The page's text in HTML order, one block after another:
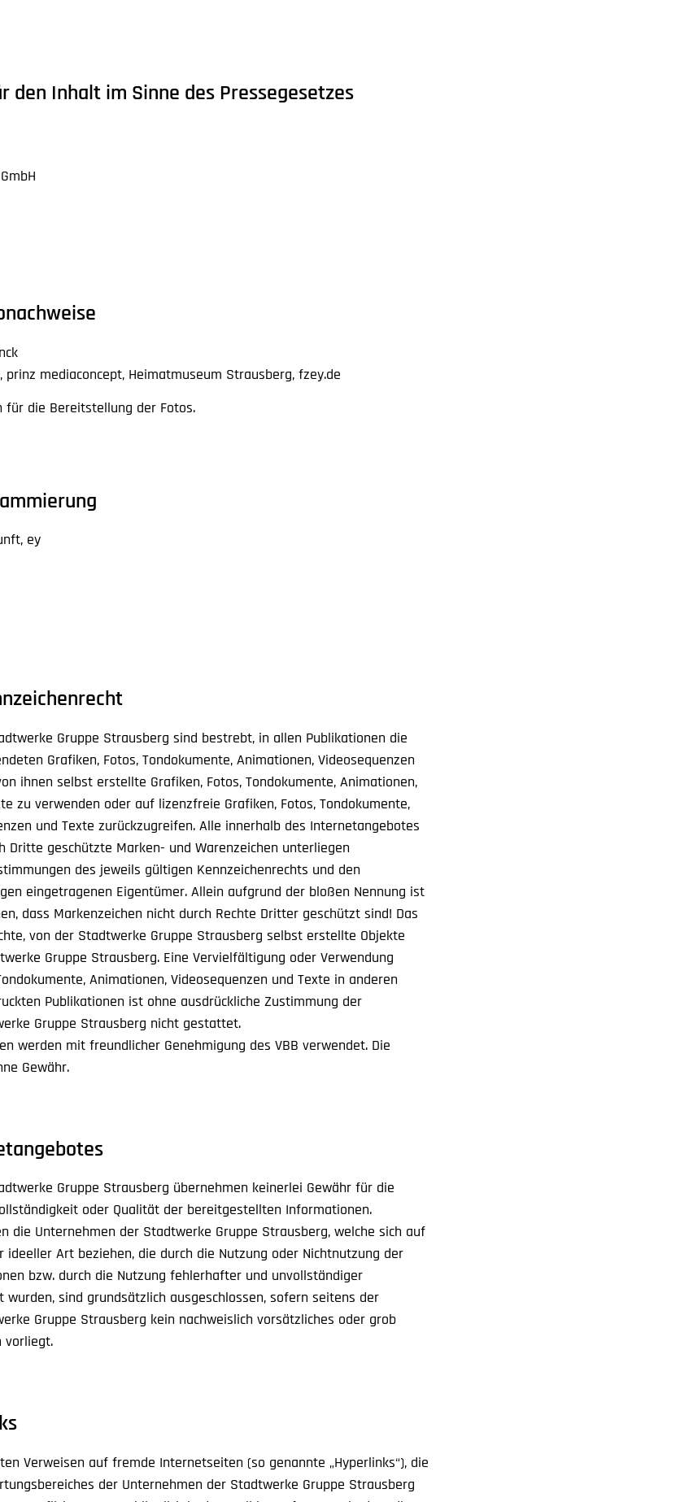
den Inhalt im Sinne des Pressegesetzes
prinz mediaconcept, Heimatmuseum Strausberg, fzey.de
für die Bereitstellung der Fotos.
ey
Gruppe Strausberg sind bestrebt, in allen Publikationen die
Grafiken, Fotos, Tondokumente, Animationen, Videosequenzen
ihnen selbst erstellte Grafiken, Fotos, Tondokumente, Animationen,
zu verwenden oder auf lizenzfreie Grafiken, Fotos, Tondokumente,
und Texte zurückzugreifen. Alle innerhalb des Internetangebotes
Dritte geschützte Marken- und Warenzeichen unterliegen
des jeweils gültigen Kennzeichenrechts und den
eingetragenen Eigentümer. Allein aufgrund der bloßen Nennung ist
dass Markenzeichen nicht durch Rechte Dritter geschützt sind! Das
von der Stadtwerke Gruppe Strausberg selbst erstellte Objekte
Gruppe Strausberg. Eine Vervielfältigung oder Verwendung
Animationen, Videosequenzen und Texte in anderen
Publikationen ist ohne ausdrückliche Zustimmung der
Gruppe Strausberg nicht gestattet.
werden mit freundlicher Genehmigung des VBB verwendet. Die
Gewähr.
Gruppe Strausberg übernehmen keinerlei Gewähr für die
oder Qualität der bereitgestellten Informationen.
die Unternehmen der Stadtwerke Gruppe Strausberg, welche sich auf
ideeller Art beziehen, die durch die Nutzung oder Nichtnutzung der
bzw. durch die Nutzung fehlerhafter und unvollständiger
sind grundsätzlich ausgeschlossen, sofern seitens der
Gruppe Strausberg kein nachweislich vorsätzliches oder grob
vorliegt.
Verweisen auf fremde Internetseiten (so genannte „Hyperlinks“), die
der Unternehmen der Stadtwerke Gruppe Strausberg